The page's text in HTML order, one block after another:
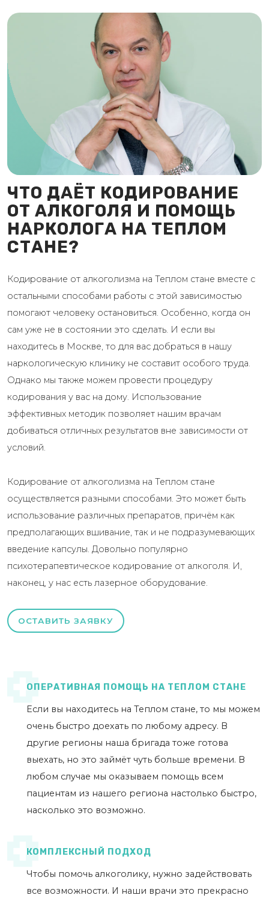
ЧТО ДАЁТ КОДИРОВАНИЕ
ОТ АЛКОГОЛЯ И ПОМОЩЬ
НАРКОЛОГА НА ТЕПЛОМ
СТАНЕ?
Кодирование от алкоголизма на Теплом стане вместе с
остальными способами работы с этой зависимостью
помогают человеку остановиться. Особенно, когда он
сам уже не в состоянии это сделать. И если вы
находитесь в Москве, то для вас добраться в нашу
наркологическую клинику не составит особого труда.
Однако мы также можем провести процедуру
кодирования у вас на дому. Использование
эффективных методик позволяет нашим врачам
добиваться отличных результатов вне зависимости от
условий.
Кодирование от алкоголизма на Теплом стане
осуществляется разными способами. Это может быть
использование различных препаратов, причём как
предполагающих вшивание, так и не подразумевающих
введение капсулы. Довольно популярно
психотерапевтическое кодирование от алкоголя. И,
наконец, у нас есть лазерное оборудование.
ОСТАВИТЬ ЗАЯВКУ
ОПЕРАТИВНАЯ ПОМОЩЬ НА ТЕПЛОМ СТАНЕ
Если вы находитесь на Теплом стане, то мы можем
очень быстро доехать по любому адресу. В
другие регионы наша бригада тоже готова
выехать, но это займёт чуть больше времени. В
любом случае мы оказываем помощь всем
пациентам из нашего региона настолько быстро,
насколько это возможно.
КОМПЛЕКСНЫЙ ПОДХОД
Чтобы помочь алкоголику, нужно задействовать
все возможности. И наши врачи это прекрасно